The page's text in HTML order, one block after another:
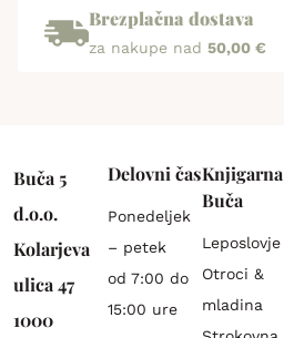
Brezplačna dostava
za nakupe nad 50,00 €
Buča 5
d.o.o.
Kolarjeva
ulica 47
1000
Delovni čas
Ponedeljek
– petek
od 7:00 do
15:00 ure
Knjigarna
Buča
Leposlovje
Otroci &
mladina